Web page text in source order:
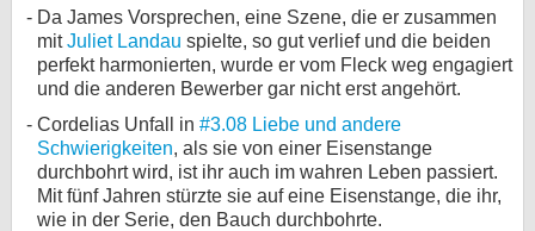
Da James Vorsprechen, eine Szene, die er zusammen
mitJuliet Landau spielte, so gut verlief und die beiden
perfekt harmonierten, wurde er vom Fleck weg engagiert
und die anderen Bewerber gar nicht erst angehört.
Cordelias Unfall in #3.08 Liebe und andere
Schwierigkeiten, als sie von einer Eisenstange
durchbohrt wird, ist ihr auch im wahren Leben passiert.
Mit fünf Jahren stürzte sie auf eine Eisenstange, die ihr,
wie in der Serie, den Bauch durchbohrte.